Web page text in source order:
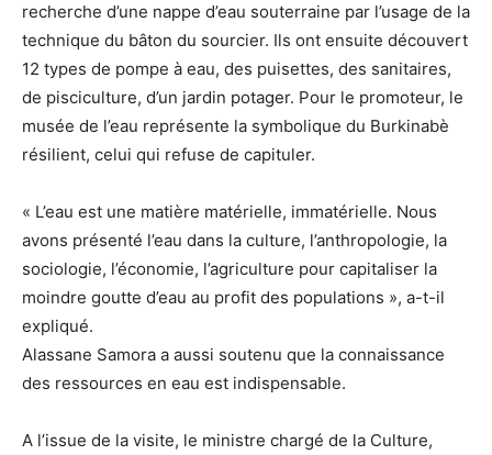
recherche d’une nappe d’eau souterraine par l’usage de la
technique du bâton du sourcier. Ils ont ensuite découvert
12 types de pompe à eau, des puisettes, des sanitaires,
de pisciculture, d’un jardin potager. Pour le promoteur, le
musée de l’eau représente la symbolique du Burkinabè
résilient, celui qui refuse de capituler.
« L’eau est une matière matérielle, immatérielle. Nous
avons présenté l’eau dans la culture, l’anthropologie, la
sociologie, l’économie, l’agriculture pour capitaliser la
moindre goutte d’eau au profit des populations », a-t-il
expliqué.
Alassane Samora a aussi soutenu que la connaissance
des ressources en eau est indispensable.
A l’issue de la visite, le ministre chargé de la Culture,